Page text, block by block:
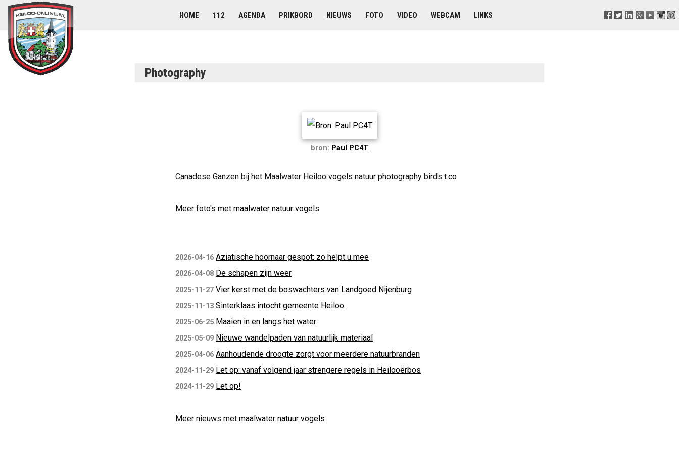
HOME 112 AGENDA PRIKBORD NIEUWS FOTO VIDEO WEBCAM LINKS
Photography
bron: Paul PC4T
Canadese Ganzen bij het Maalwater Heiloo vogels natuur photography birds t.co
Meer foto's met maalwater natuur vogels
2026-04-16 Aziatische hoornaar gespot: zo helpt u mee
2026-04-08 De schapen zijn weer
2025-11-27 Vier kerst met de boswachters van Landgoed Nijenburg
2025-11-13 Sinterklaas intocht gemeente Heiloo
2025-06-25 Maaien in en langs het water
2025-05-09 Nieuwe wandelpaden van natuurlijk materiaal
2025-04-06 Aanhoudende droogte zorgt voor meerdere natuurbranden
2024-11-29 Let op: vanaf volgend jaar strengere regels in Heilooërbos
2024-11-29 Let op!
Meer nieuws met maalwater natuur vogels